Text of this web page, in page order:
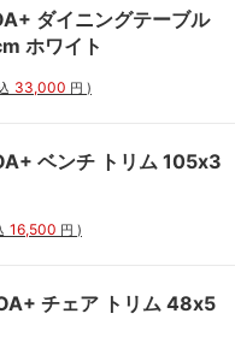
ダイニングテーブル
ホワイト
33,000 円 )
ベンチ トリム 105x3
16,500 円 )
チェア トリム 48x5